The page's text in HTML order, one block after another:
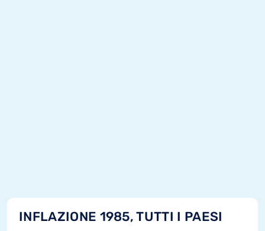
INFLAZIONE 1985, TUTTI I PAESI